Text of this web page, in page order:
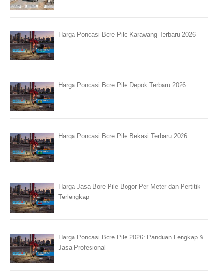
Harga Pondasi Bore Pile Karawang Terbaru 2026
Harga Pondasi Bore Pile Depok Terbaru 2026
Harga Pondasi Bore Pile Bekasi Terbaru 2026
Harga Jasa Bore Pile Bogor Per Meter dan Pertitik
Terlengkap
Harga Pondasi Bore Pile 2026: Panduan Lengkap &
Jasa Profesional